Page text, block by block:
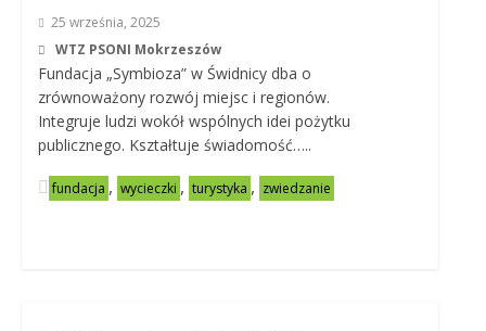
25 września, 2025
WTZ PSONI Mokrzeszów
Fundacja „Symbioza” w Świdnicy dba o
zrównoważony rozwój miejsc i regionów.
Integruje ludzi wokół wspólnych idei pożytku
publicznego. Kształtuje świadomość…..
fundacja , wycieczki , turystyka , zwiedzanie